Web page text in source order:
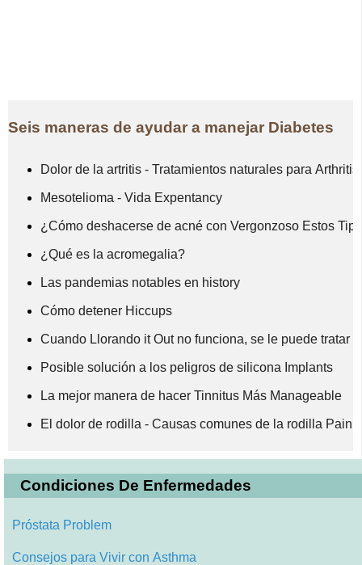
Seis maneras de ayudar a manejar Diabetes
Dolor de la artritis - Tratamientos naturales para Arthritis
Mesotelioma - Vida Expentancy
¿Cómo deshacerse de acné con Vergonzoso Estos Tips
¿Qué es la acromegalia?
Las pandemias notables en history
Cómo detener Hiccups
Cuando Llorando it Out no funciona, se le puede tratar
Posible solución a los peligros de silicona Implants
La mejor manera de hacer Tinnitus Más Manageable
El dolor de rodilla - Causas comunes de la rodilla Pain
Condiciones De Enfermedades
Próstata Problem
Consejos para Vivir con Asthma